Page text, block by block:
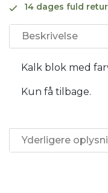
14 dages fuld
Beskrivelse
Kalk blok med
Kun få tilbage.
Yderligere